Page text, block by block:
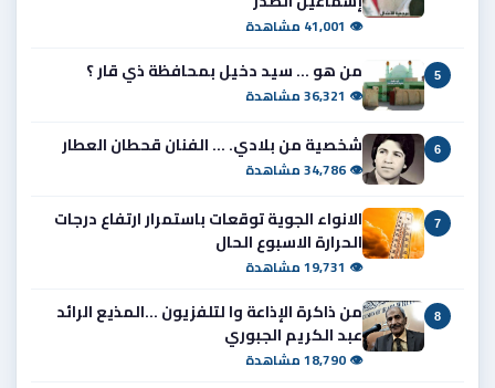
👁 41,001 مشاهدة
5 من هو ... سيد دخيل بمحافظة ذي قار ؟
👁 36,321 مشاهدة
6 شخصية من بلادي. ... الفنان قحطان العطار
👁 34,786 مشاهدة
7
الانواء الجوية توقعات باستمرار ارتفاع درجات
الحرارة الاسبوع الحال
👁 19,731 مشاهدة
8
من ذاكرة الإذاعة وا لتلفزيون ...المذيع الرائد
عبد الكريم الجبوري
👁 18,790 مشاهدة